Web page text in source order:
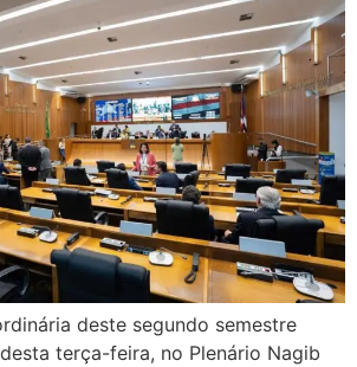
deste segundo semestre
terça-feira, no Plenário Nagib